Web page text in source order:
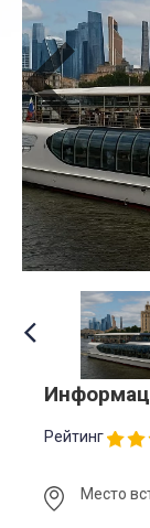
Рейтинг
Место